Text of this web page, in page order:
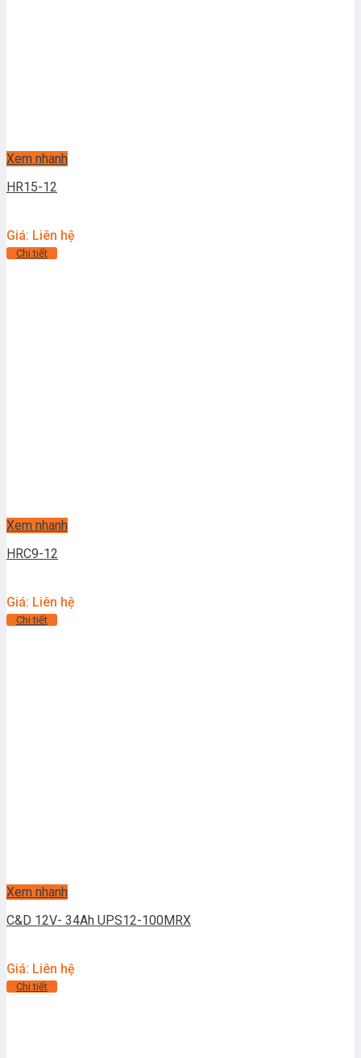
Xem nhanh
HR15-12
Giá: Liên hệ
Chi tiết
Xem nhanh
HRC9-12
Giá: Liên hệ
Chi tiết
Xem nhanh
C&D 12V- 34Ah UPS12-100MRX
Giá: Liên hệ
Chi tiết